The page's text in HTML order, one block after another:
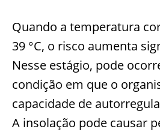
Quando a temperatura
39 °C, o risco aumenta
Nesse estágio, pode
condição em que o
capacidade de
A insolação pode causar